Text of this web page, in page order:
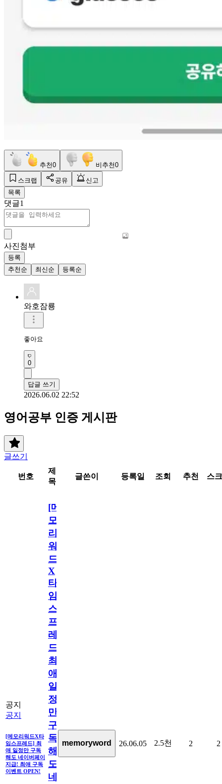
추천0 비추천0
스크랩 공유
신고
목록
댓글1
사진첨부
등록
추천순
최신순 등록순
와호잠룡
좋아요
0
답글 쓰기
2026.06.02 22:52
영어공부 인증 게시판
글쓰기
번호
제
목
글쓴이 등록일 조회 추천 스
공지
공지
[메모리워드X타
임스프레드] 최
애 일정만 구독
해도 네이버페이
지급! 최애 구독
이벤트 OPEN!
[메
모
리
워
드
X
타
임
스
프
레
드]
최
애
일
정
만
구
독
해
도
네
memoryword 26.06.05 2.5천 2 2